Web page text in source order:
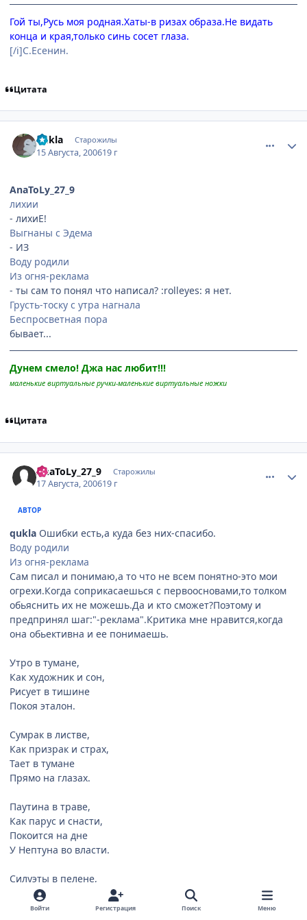
Гой ты,Русь моя родная.Хаты-в ризах образа.Не видать
конца и края,только синь сосет глаза.
[/i]С.Есенин.
Цитата
qukla Старожилы
15 Августа, 200619 г
AnaToLy_27_9
лихии
- лихиЕ!
Выгнаны с Эдема
- ИЗ
Воду родили
Из огня-реклама
- ты сам то понял что написал? :rolleyes: я нет.
Грусть-тоску с утра нагнала
Беспросветная пора
бывает...
Дунем смело! Джа нас любит!!!
маленькие виртуальные ручки-маленькие виртуальные ножки
Цитата
AnaToLy_27_9 Старожилы
17 Августа, 200619 г
АВТОР
qukla Ошибки есть,а куда без них-спасибо.
Воду родили
Из огня-реклама
Сам писал и понимаю,а то что не всем понятно-это мои
огрехи.Когда соприкасаешься с первоосновами,то толком
обьяснить их не можешь.Да и кто сможет?Поэтому и
предпринял шаг:"-реклама".Критика мне нравится,когда
она обьективна и ее понимаешь.
Утро в тумане,
Как художник и сон,
Рисует в тишине
Покоя эталон.
Сумрак в листве,
Как призрак и страх,
Тает в тумане
Прямо на глазах.
Паутина в траве,
Как парус и снасти,
Покоится на дне
У Нептуна во власти.
Силуэты в пелене,
Как видения и грезы,
Вырастают извне
Войти Регистрация Поиск Меню